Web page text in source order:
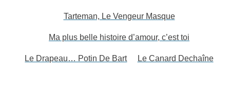
Tarteman, Le Vengeur Masque
Ma plus belle histoire d’amour, c’est toi
Le Drapeau… Potin De Bart Le Canard Dechaîne